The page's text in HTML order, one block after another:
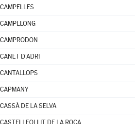
CAMPELLES
CAMPLLONG
CAMPRODON
CANET D'ADRI
CANTALLOPS
CAPMANY
CASSÀ DE LA SELVA
CASTELLFOLLIT DE LA ROCA